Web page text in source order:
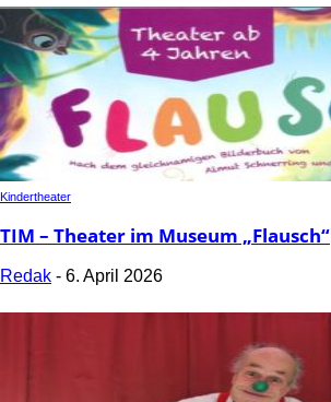
Kindertheater
TIM – Theater im Museum „Flausch“
Redak - 6. April 2026